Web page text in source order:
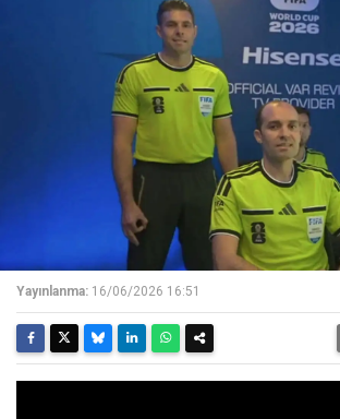
Yayınlanma: 16/06/2026 16:51